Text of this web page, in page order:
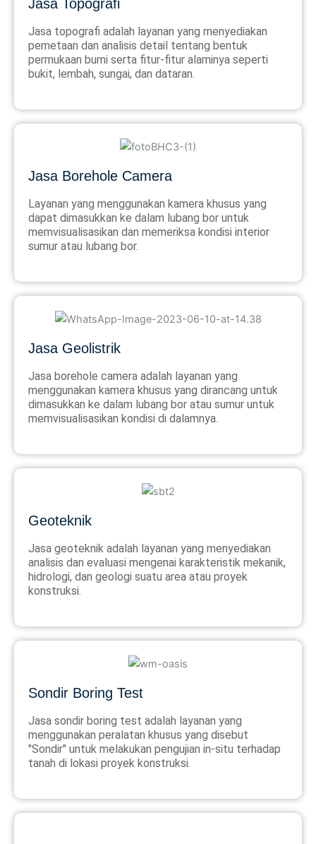
Jasa Topografi
Jasa topografi adalah layanan yang menyediakan
pemetaan dan analisis detail tentang bentuk
permukaan bumi serta fitur-fitur alaminya seperti
bukit, lembah, sungai, dan dataran.
Jasa Borehole Camera
Layanan yang menggunakan kamera khusus yang
dapat dimasukkan ke dalam lubang bor untuk
memvisualisasikan dan memeriksa kondisi interior
sumur atau lubang bor.
Jasa Geolistrik
Jasa borehole camera adalah layanan yang
menggunakan kamera khusus yang dirancang untuk
dimasukkan ke dalam lubang bor atau sumur untuk
memvisualisasikan kondisi di dalamnya.
Geoteknik
Jasa geoteknik adalah layanan yang menyediakan
analisis dan evaluasi mengenai karakteristik mekanik,
hidrologi, dan geologi suatu area atau proyek
konstruksi.
Sondir Boring Test
Jasa sondir boring test adalah layanan yang
menggunakan peralatan khusus yang disebut
"Sondir" untuk melakukan pengujian in-situ terhadap
tanah di lokasi proyek konstruksi.